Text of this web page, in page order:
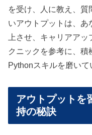
を受け、人に教え、
いアウトプットは、あ
上させ、キャリアア
クニックを参考に、積
Pythonスキルを磨いて
アウトプットを
持の秘訣